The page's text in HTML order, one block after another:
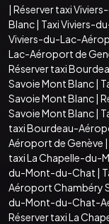
| Réserver taxi
Blanc| Taxi Viviers-
Viviers-du-Lac-
Lac-Aéroport de
Réserver taxi
Savoie Mont Blanc|
Savoie Mont Blanc|
Savoie Mont Blanc|
taxi Bourdeau-
Aéroport de Genève |
taxi La Chapelle-du-
du-Mont-du-Chat |
Aéroport Chambéry
du-Mont-du-Chat-
Réserver taxi La